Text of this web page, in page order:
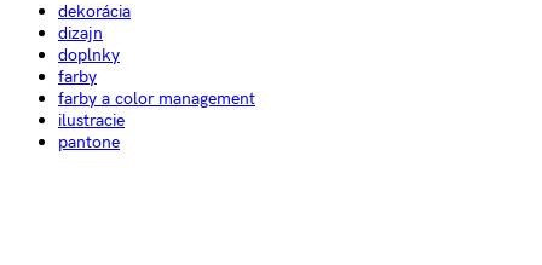
dekorácia
dizajn
doplnky
farby
farby a color management
ilustracie
pantone